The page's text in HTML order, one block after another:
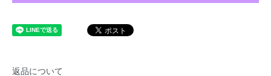
返品について